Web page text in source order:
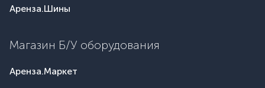
Аренза.Шины
Магазин Б/У оборудования
Аренза.Маркет